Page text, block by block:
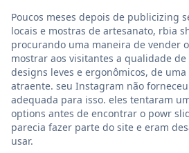
Poucos meses depois de publicizing
locais e mostras de artesanato, rbia
procurando uma maneira de vender
mostrar aos visitantes a qualidade
designs leves e ergonômicos, de
atraente. seu Instagram não
adequada para isso. eles tentaram
options antes de encontrar o powr
parecia fazer parte do site e eram
usar.